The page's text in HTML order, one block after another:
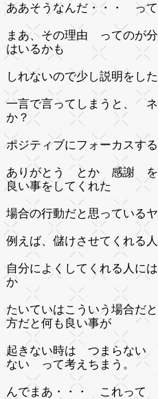
ああそうなんだ・・・ っ
まあ、その理由 ってのが
はいるかも
しれないので少し説明をし
一言で言ってしまうと、
か？
ポジティブにフォーカス
ありがとう とか 感謝 を
良い事をしてくれた
場合の行動だと思っている
例えば、儲けさせてくれ
自分によくしてくれる人
か
たいていはこういう場合だ
方だと何も良い事が
起きない時は つまらな
ない って考えちまう。
んでまあ・・・ これって